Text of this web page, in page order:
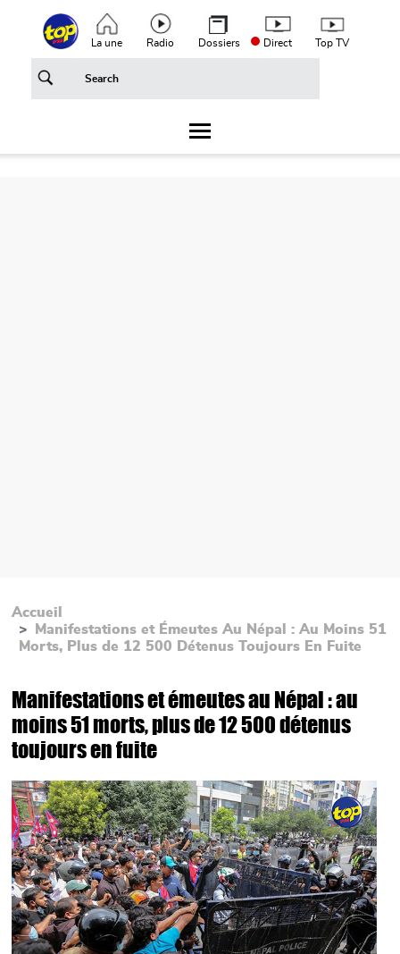
Aller au contenu principalTop header menu
La une Radio Dossiers Direct Top TV
Accueil
Manifestations et Émeutes Au Népal : Au Moins 51
Morts, Plus de 12 500 Détenus Toujours En Fuite
Manifestations et émeutes au Népal : au
moins 51 morts, plus de 12 500 détenus
toujours en fuite
Main picture